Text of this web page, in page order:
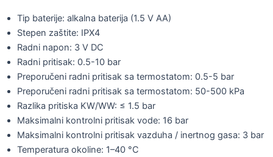
Tip baterije: alkalna baterija (1.5 V AA)
Stepen zaštite: IPX4
Radni napon: 3 V DC
Radni pritisak: 0.5-10 bar
Preporučeni radni pritisak sa termostatom: 0.5-5 bar
Preporučeni radni pritisak sa termostatom: 50-500 kPa
Razlika pritiska KW/WW: ≤ 1.5 bar
Maksimalni kontrolni pritisak vode: 16 bar
Maksimalni kontrolni pritisak vazduha / inertnog gasa: 3 bar
Temperatura okoline: 1–40 °C